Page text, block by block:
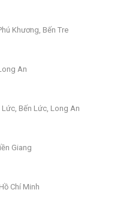
Khương, Bến Tre
An
Lức, Bến Lức, Long An
Giang
Chí Minh